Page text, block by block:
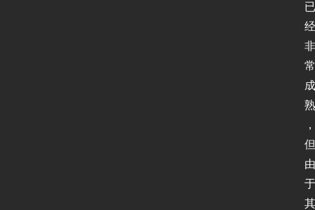
已
经
非
常
成
熟
，
但
由
于
其